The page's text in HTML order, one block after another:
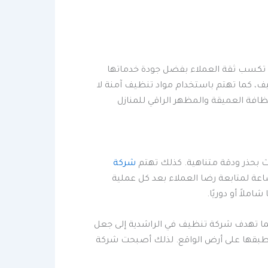
ثقة العملاء بفضل جودة خدماتها
كما تهتم باستخدام مواد تنظيف آمنة لا
العميقة والمظهر الراقي للمنازل
بحذر ودقة متناهية. كذلك تهتم شركة
لمتابعة رضا العملاء بعد كل عملية
أو دوريًا.
تهدف شركة تنظيف في الراشدية إلى جعل
على أرض الواقع. لذلك أصبحت شركة